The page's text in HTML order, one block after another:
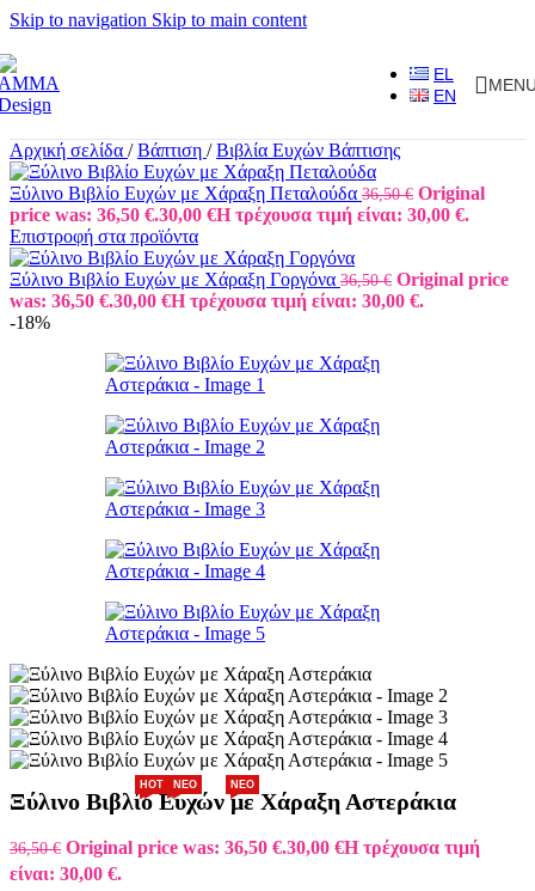
Skip to navigation Skip to main content
EL
EN
Αρχική σελίδα / Βάπτιση / Βιβλία Ευχών Βάπτισης
Ξύλινο Βιβλίο Ευχών με Χάραξη Πεταλούδα 36,50€ Original
price was: 36,50 €.30,00 €Η τρέχουσα τιμή είναι: 30,00 €.
Επιστροφή στα προϊόντα
Ξύλινο Βιβλίο Ευχών με Χάραξη Γοργόνα 36,50€ Original price
was: 36,50 €.30,00 €Η τρέχουσα τιμή είναι: 30,00 €.
-18%
Ξύλινο Βιβλίο Ευχών με Χάραξη Αστεράκια
36,50€ Original price was: 36,50 €.30,00 €Η τρέχουσα τιμή
είναι: 30,00 €.
ΗΟΤ
NEW NEW NEO
HOT NEO